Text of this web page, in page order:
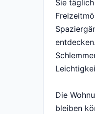
Sie
Die
bleiben